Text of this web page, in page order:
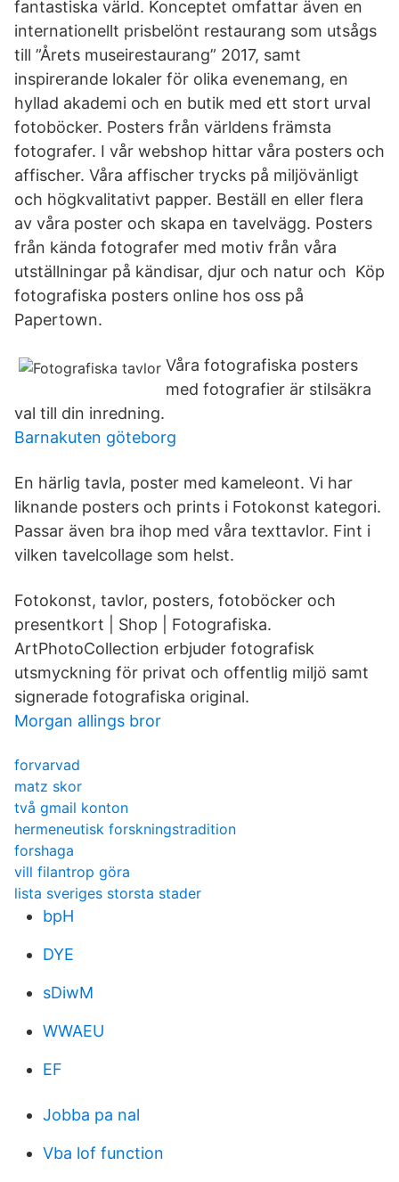
fantastiska värld. Konceptet omfattar även en
internationellt prisbelönt restaurang som utsågs
till ”Årets museirestaurang” 2017, samt
inspirerande lokaler för olika evenemang, en
hyllad akademi och en butik med ett stort urval
fotoböcker. Posters från världens främsta
fotografer. I vår webshop hittar våra posters och
affischer. Våra affischer trycks på miljövänligt
och högkvalitativt papper. Beställ en eller flera
av våra poster och skapa en tavelvägg. Posters
från kända fotografer med motiv från våra
utställningar på kändisar, djur och natur och Köp
fotografiska posters online hos oss på
Papertown.
Våra fotografiska posters
med fotografier är stilsäkra
val till din inredning.
Barnakuten göteborg
En härlig tavla, poster med kameleont. Vi har
liknande posters och prints i Fotokonst kategori.
Passar även bra ihop med våra texttavlor. Fint i
vilken tavelcollage som helst.
Fotokonst, tavlor, posters, fotoböcker och
presentkort | Shop | Fotografiska.
ArtPhotoCollection erbjuder fotografisk
utsmyckning för privat och offentlig miljö samt
signerade fotografiska original.
Morgan allings bror
forvarvad
matz skor
två gmail konton
hermeneutisk forskningstradition
forshaga
vill filantrop göra
lista sveriges storsta stader
bpH
DYE
sDiwM
WWAEU
EF
Jobba pa nal
Vba lof function